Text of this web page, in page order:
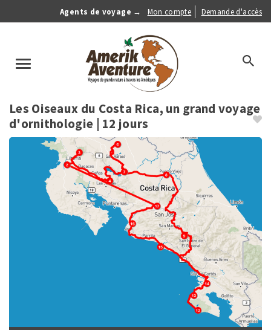
Agents de voyage →
Anonymous
Menu
Mon compte Demande d'accès
Toggle
search
Les Oiseaux du Costa Rica, un grand voyage
d'ornithologie | 12 jours